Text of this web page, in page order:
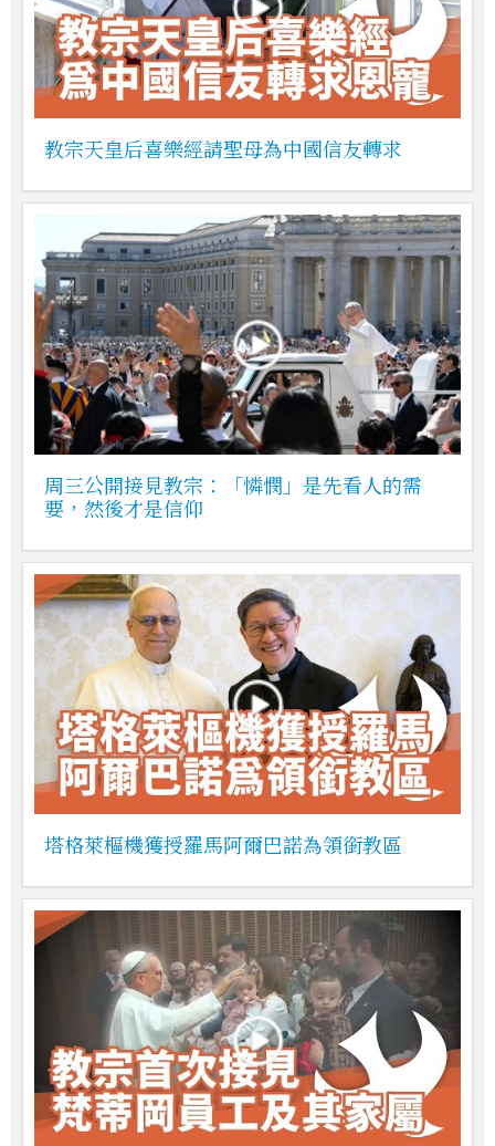
教宗天皇后喜樂經請聖母為中國信友轉求
周三公開接見教宗：「憐憫」是先看人的需
要，然後才是信仰
塔格萊樞機獲授羅馬阿爾巴諾為領銜教區